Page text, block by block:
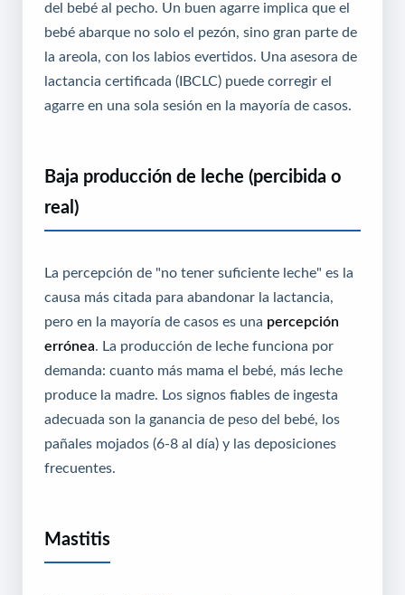
del bebé al pecho. Un buen agarre implica que el
bebé abarque no solo el pezón, sino gran parte de
la areola, con los labios evertidos. Una asesora de
lactancia certificada (IBCLC) puede corregir el
agarre en una sola sesión en la mayoría de casos.
Baja producción de leche (percibida o
real)
La percepción de "no tener suficiente leche" es la
causa más citada para abandonar la lactancia,
pero en la mayoría de casos es una percepción
errónea . La producción de leche funciona por
demanda: cuanto más mama el bebé, más leche
produce la madre. Los signos fiables de ingesta
adecuada son la ganancia de peso del bebé, los
pañales mojados (6-8 al día) y las deposiciones
frecuentes.
Mastitis